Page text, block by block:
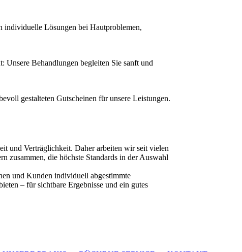
individuelle Lösungen bei Hautproblemen,
Unsere Behandlungen begleiten Sie sanft und
gestalteten Gutscheinen für unsere Leistungen.
und Verträglichkeit. Daher arbeiten wir seit vielen
zusammen, die höchste Standards in der Auswahl
und Kunden individuell abgestimmte
– für sichtbare Ergebnisse und ein gutes